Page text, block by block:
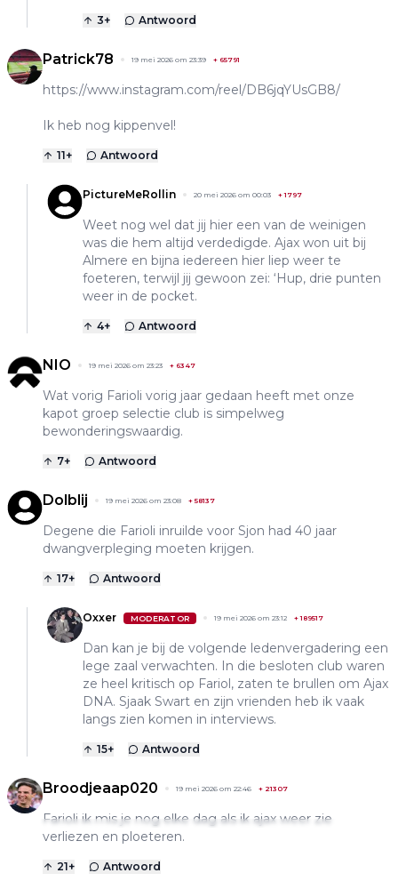
3+ Antwoord
Patrick78 19 mei 2026 om 23:39 + 65791
https://www.instagram.com/reel/DB6jqYUsGB8/
Ik heb nog kippenvel!
11+ Antwoord
PictureMeRollin 20 mei 2026 om 00:03 +1797
Weet nog wel dat jij hier een van de weinigen
was die hem altijd verdedigde. Ajax won uit bij
Almere en bijna iedereen hier liep weer te
foeteren, terwijl jij gewoon zei: ‘Hup, drie punten
weer in de pocket.
4+ Antwoord
NIO 19 mei 2026 om 23:23 + 6347
Wat vorig Farioli vorig jaar gedaan heeft met onze
kapot groep selectie club is simpelweg
bewonderingswaardig.
7+ Antwoord
Dolblij 19 mei 2026 om 23:08 +58137
Degene die Farioli inruilde voor Sjon had 40 jaar
dwangverpleging moeten krijgen.
17+ Antwoord
Oxxer MODERATOR 19 mei 2026 om 23:12 +189517
Dan kan je bij de volgende ledenvergadering een
lege zaal verwachten. In die besloten club waren
ze heel kritisch op Fariol, zaten te brullen om Ajax
DNA. Sjaak Swart en zijn vrienden heb ik vaak
langs zien komen in interviews.
15+ Antwoord
Broodjeaap020 19 mei 2026 om 22:46 + 21307
Farioli ik mis je nog elke dag als ik ajax weer zie
verliezen en ploeteren.
21+ Antwoord